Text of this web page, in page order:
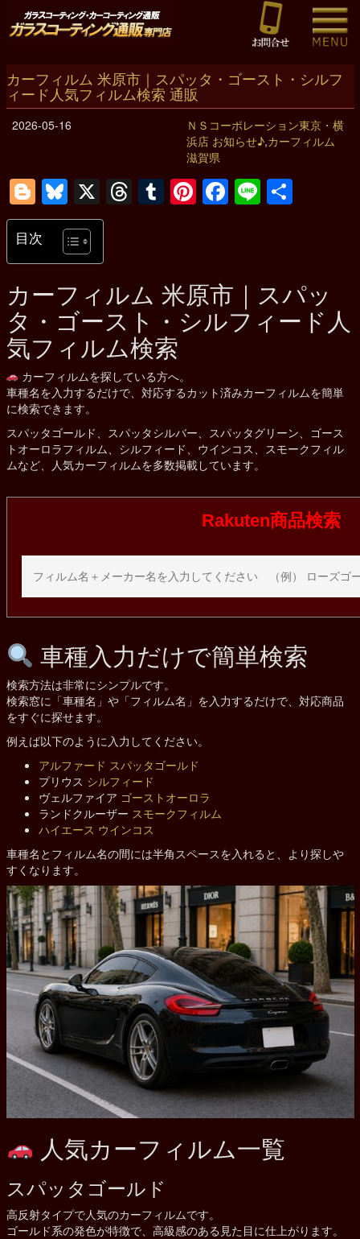
カーフィルム 米原市｜スパッタ・ゴースト・シルフ
ィード人気フィルム検索 通販
2026-05-16
ＮＳコーポレーション東京・横
浜店 お知らせ♪,カーフィルム
滋賀県
Blogger
Bluesky
X Threads
Tumblr
Pinterest
Facebook
Line共
目次
カーフィルム 米原市 ｜スパッ
タ・ゴースト・シルフィード人
気フィルム検索
カーフィルムを探している方へ。
車種名を入力するだけで、対応するカット済みカーフィルムを簡単
に検索できます。
スパッタゴールド、スパッタシルバー、スパッタグリーン、ゴース
トオーロラフィルム、シルフィード、ウインコス、スモークフィル
ムなど、人気カーフィルムを多数掲載しています。
Rakuten商品検索
車種入力だけで簡単検索
検索方法は非常にシンプルです。
検索窓に「車種名」や「フィルム名」を入力するだけで、対応商品
をすぐに探せます。
例えば以下のように入力してください。
アルファード スパッタゴールド
プリウス シルフィード
ヴェルファイア ゴーストオーロラ
ランドクルーザー スモークフィルム
ハイエース ウインコス
車種名とフィルム名の間には半角スペースを入れると、より探しや
すくなります。
人気カーフィルム一覧
スパッタゴールド
高反射タイプで人気のカーフィルムです。
ゴールド系の発色が特徴で、高級感のある見た目に仕上がります。